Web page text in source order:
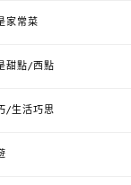
家常菜
甜點/西點
/生活巧思